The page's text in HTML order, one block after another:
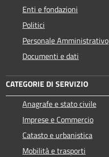
Enti e fondazioni
Politici
Personale Amministrativo
Documenti e dati
CATEGORIE DI SERVIZIO
Anagrafe e stato civile
Imprese e Commercio
Catasto e urbanistica
Mobilità e trasporti